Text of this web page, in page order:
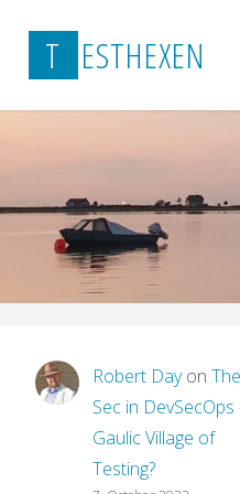
content
T ESTHEXEN
Robert Dayon The
Sec in DevSecOps
Gaulic Village of
Testing?